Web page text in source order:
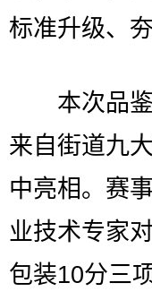
标准升级、
本次品鉴
来自街道九
中亮相。赛
业技术专家
包装10分三